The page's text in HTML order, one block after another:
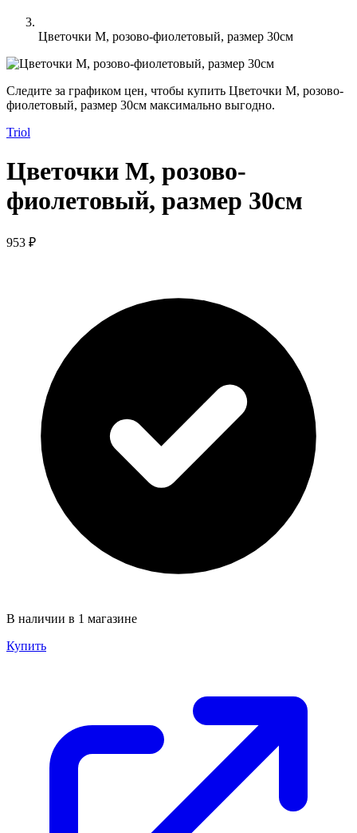
Цветочки M, розово-фиолетовый, размер 30см
Следите за графиком цен, чтобы купить Цветочки M, розово-
фиолетовый, размер 30см максимально выгодно.
Triol
Цветочки M, розово-
фиолетовый, размер 30см
953 ₽
В наличии в 1 магазине
Купить